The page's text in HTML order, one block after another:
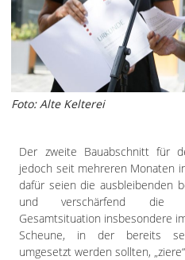
Foto: Alte Kelterei
Der zweite Bauabschnitt für
jedoch seit mehreren Monaten
dafür seien die ausbleibenden
und verschärfend die
Gesamtsituation insbesondere
Scheune, in der bereits
umgesetzt werden sollten,